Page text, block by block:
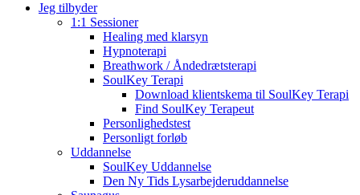
Jeg tilbyder
1:1 Sessioner
Healing med klarsyn
Hypnoterapi
Breathwork / Åndedrætsterapi
SoulKey Terapi
Download klientskema til SoulKey Terapi
Find SoulKey Terapeut
Personlighedstest
Personligt forløb
Uddannelse
SoulKey Uddannelse
Den Ny Tids Lysarbejderuddannelse